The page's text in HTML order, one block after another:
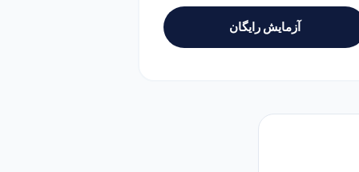
آزمایش رایگان